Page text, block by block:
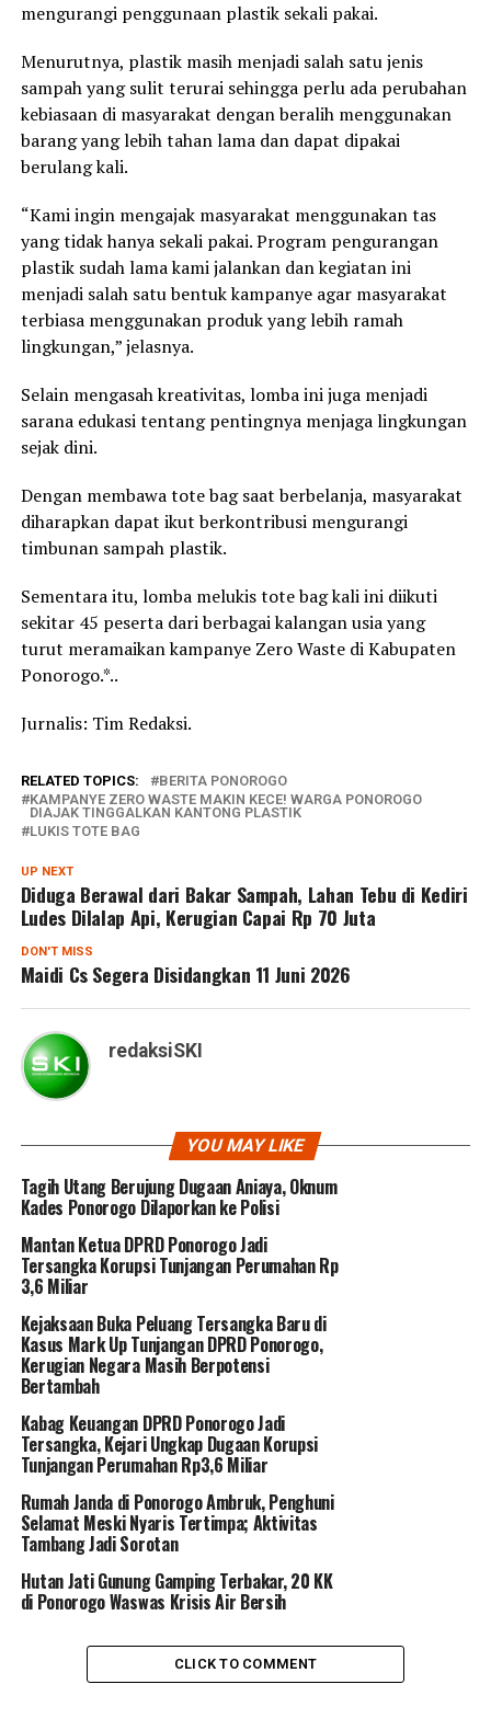
mengurangi penggunaan plastik sekali pakai.
Menurutnya, plastik masih menjadi salah satu jenis
sampah yang sulit terurai sehingga perlu ada perubahan
kebiasaan di masyarakat dengan beralih menggunakan
barang yang lebih tahan lama dan dapat dipakai
berulang kali.
“Kami ingin mengajak masyarakat menggunakan tas
yang tidak hanya sekali pakai. Program pengurangan
plastik sudah lama kami jalankan dan kegiatan ini
menjadi salah satu bentuk kampanye agar masyarakat
terbiasa menggunakan produk yang lebih ramah
lingkungan,” jelasnya.
Selain mengasah kreativitas, lomba ini juga menjadi
sarana edukasi tentang pentingnya menjaga lingkungan
sejak dini.
Dengan membawa tote bag saat berbelanja, masyarakat
diharapkan dapat ikut berkontribusi mengurangi
timbunan sampah plastik.
Sementara itu, lomba melukis tote bag kali ini diikuti
sekitar 45 peserta dari berbagai kalangan usia yang
turut meramaikan kampanye Zero Waste di Kabupaten
Ponorogo.*..
Jurnalis: Tim Redaksi.
RELATED TOPICS:
BERITA PONOROGO
KAMPANYE ZERO WASTE MAKIN KECE! WARGA PONOROGO
DIAJAK TINGGALKAN KANTONG PLASTIK
LUKIS TOTE BAG
UP NEXT
Diduga Berawal dari Bakar Sampah, Lahan Tebu di Kediri
Ludes Dilalap Api, Kerugian Capai Rp 70 Juta
DON'T MISS
Maidi Cs Segera Disidangkan 11 Juni 2026
redaksiSKI
YOU MAY LIKE
Tagih Utang Berujung Dugaan Aniaya, Oknum
Kades Ponorogo Dilaporkan ke Polisi
Mantan Ketua DPRD Ponorogo Jadi
Tersangka Korupsi Tunjangan Perumahan Rp
3,6 Miliar
Kejaksaan Buka Peluang Tersangka Baru di
Kasus Mark Up Tunjangan DPRD Ponorogo,
Kerugian Negara Masih Berpotensi
Bertambah
Kabag Keuangan DPRD Ponorogo Jadi
Tersangka, Kejari Ungkap Dugaan Korupsi
Tunjangan Perumahan Rp3,6 Miliar
Rumah Janda di Ponorogo Ambruk, Penghuni
Selamat Meski Nyaris Tertimpa; Aktivitas
Tambang Jadi Sorotan
Hutan Jati Gunung Gamping Terbakar, 20 KK
di Ponorogo Waswas Krisis Air Bersih
CLICK TO COMMENT